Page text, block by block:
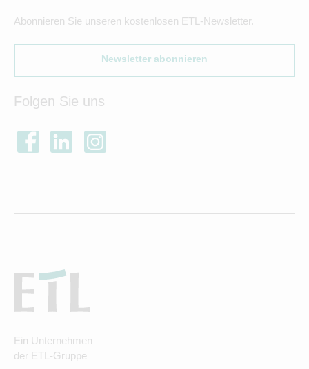
Abonnieren Sie unseren kostenlosen ETL-Newsletter.
Newsletter abonnieren
Folgen Sie uns
Ein Unternehmen
der ETL-Gruppe